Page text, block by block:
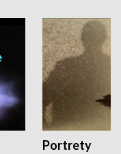
Portrety